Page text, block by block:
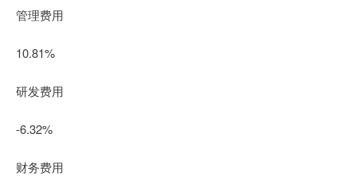
管理费用
10.81%
研发费用
-6.32%
财务费用